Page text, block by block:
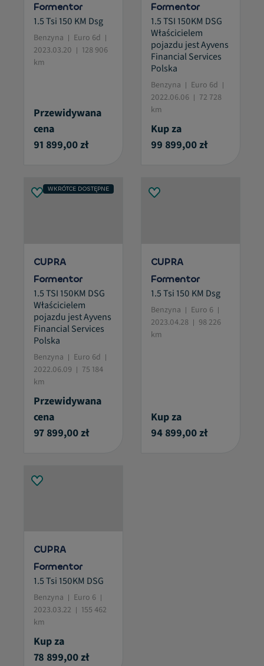
Formentor
1.5 Tsi 150 KM Dsg
Benzyna
Euro 6d
2023.03.20
128 906
km
Przewidywana
cena
91 899,00 zł
Formentor
1.5 TSI 150KM DSG
Właścicielem
pojazdu jest Ayvens
Financial Services
Polska
Benzyna
Euro 6d
2022.06.06
72 728
km
Kup za
99 899,00 zł
WKRÓTCE DOSTĘPNE
CUPRA
Formentor
1.5 TSI 150KM DSG
Właścicielem
pojazdu jest Ayvens
Financial Services
Polska
Benzyna
Euro 6d
2022.06.09
75 184
km
Przewidywana
cena
97 899,00 zł
CUPRA
Formentor
1.5 Tsi 150 KM Dsg
Benzyna
Euro 6
2023.04.28
98 226
km
Kup za
94 899,00 zł
CUPRA
Formentor
1.5 Tsi 150KM DSG
Benzyna
Euro 6
2023.03.22
155 462
km
Kup za
78 899,00 zł